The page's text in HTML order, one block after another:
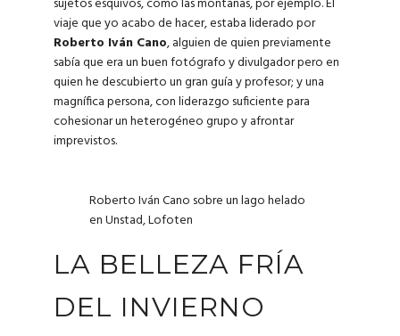
viaje que yo acabo de hacer, estaba liderado por
Roberto Iván Cano, alguien de quien previamente
sabía que era un buen fotógrafo y divulgador pero en
quien he descubierto un gran guía y profesor; y una
magnífica persona, con liderazgo suficiente para
cohesionar un heterogéneo grupo y afrontar
imprevistos.
Roberto Iván Cano sobre un lago helado
en Unstad, Lofoten
LA BELLEZA FRÍA
DEL INVIERNO